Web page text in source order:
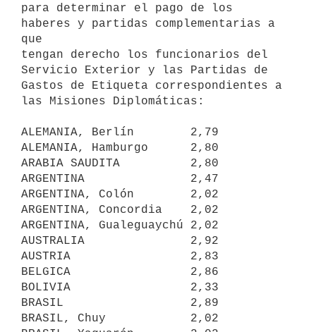
para determinar el pago de los
haberes y partidas complementarias a
que
tengan derecho los funcionarios del
Servicio Exterior y las Partidas de
Gastos de Etiqueta correspondientes a
las Misiones Diplomáticas:
ALEMANIA, Berlín        2,79
ALEMANIA, Hamburgo      2,80
ARABIA SAUDITA          2,80
ARGENTINA               2,47
ARGENTINA, Colón        2,02
ARGENTINA, Concordia    2,02
ARGENTINA, Gualeguaychú 2,02
AUSTRALIA               2,92
AUSTRIA                 2,83
BELGICA                 2,86
BOLIVIA                 2,33
BRASIL                  2,89
BRASIL, Chuy            2,02